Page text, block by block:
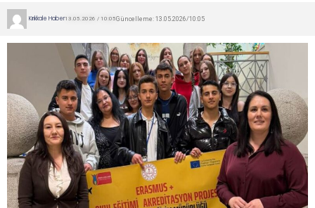
Kırıkkale Haber13.05.2026 / 10:05Güncelleme: 13.05.2026/10:05